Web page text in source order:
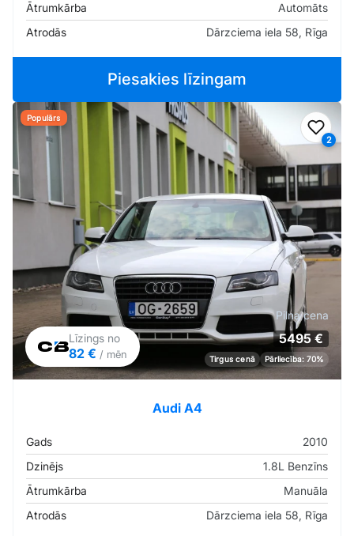
Ātrumkārba
Automāts
Atrodās
Dārzciema iela 58, Rīga
Piesakies līzingam
2
Populārs
Līzings no
82 € / mēn
Pilna cena
5495 €
Tirgus cenā Pārliecība: 70%
Audi A4
Gads
2010
Dzinējs
1.8L Benzīns
Ātrumkārba
Manuāla
Atrodās
Dārzciema iela 58, Rīga